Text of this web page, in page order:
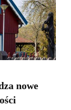
nowe